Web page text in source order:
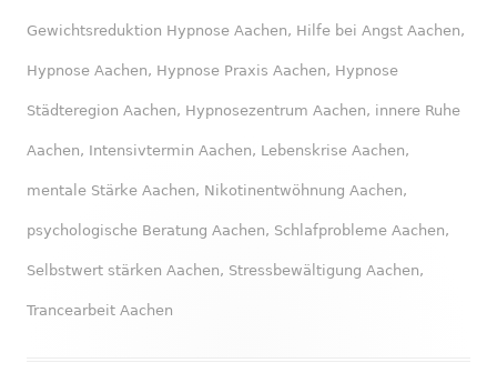
Gewichtsreduktion Hypnose Aachen, Hilfe bei Angst Aachen,
Hypnose Aachen, Hypnose Praxis Aachen, Hypnose
Städteregion Aachen, Hypnosezentrum Aachen, innere Ruhe
Aachen, Intensivtermin Aachen, Lebenskrise Aachen,
mentale Stärke Aachen, Nikotinentwöhnung Aachen,
psychologische Beratung Aachen, Schlafprobleme Aachen,
Selbstwert stärken Aachen, Stressbewältigung Aachen,
Trancearbeit Aachen